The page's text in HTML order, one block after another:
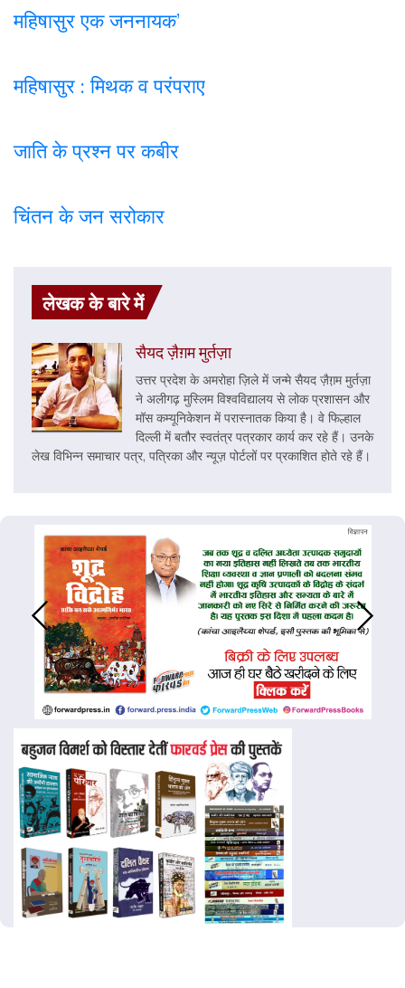
महिषासुर एक जननायक’
महिषासुर : मिथक व परंपराए
जाति के प्रश्न पर कबीर
चिंतन के जन सरोकार
लेखक के बारे में
सैयद ज़ैग़म मुर्तज़ा
उत्तर प्रदेश के अमरोहा ज़िले में जन्मे सैयद ज़ैग़़म मुर्तज़ा
ने अलीगढ़ मुस्लिम विश्वविद्यालय से लोक प्रशासन और
मॉस कम्यूनिकेशन में परास्नातक किया है। वे फिल्हाल
दिल्ली में बतौर स्वतंत्र पत्रकार कार्य कर रहे हैं। उनके
लेख विभिन्न समाचार पत्र, पत्रिका और न्यूज़ पोर्टलों पर प्रकाशित होते रहे हैं।